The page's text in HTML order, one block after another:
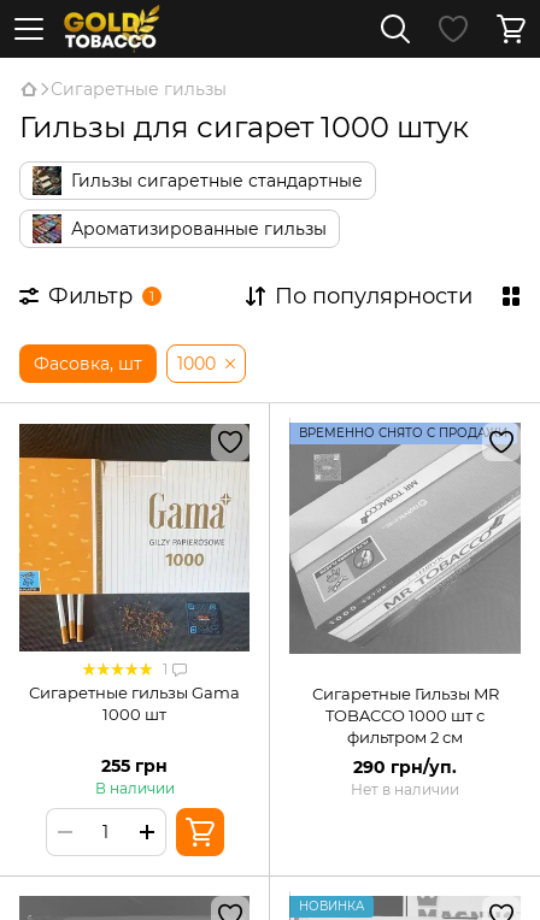
Сигаретные гильзы
Гильзы для сигарет 1000 штук
Гильзы сигаретные стандартные
Ароматизированные гильзы
Фильтр 1 По популярности
Фасовка, шт 1000
1
Сигаретные гильзы Gama
1000 шт
255 грн
В наличии
ВРЕМЕННО СНЯТО С ПРОДАЖИ
Сигаретные Гильзы MR
TOBACCO 1000 шт с
фильтром 2 см
290 грн/уп.
Нет в наличии
НОВИНКА